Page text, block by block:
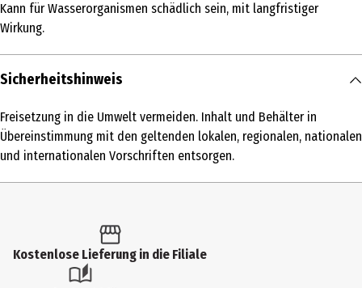
Produkttyp
Haartyp
Inhaltsstoffe
DIMETHICONE, DIMETHICONOL, ORYZA SATIVA (RICE) BRAN OIL,
Anwendungshinweis
Für die Anwendung auf nassem Haar: Sparsam verwenden, 1
Pumpstoß des Serums in die Handfläche geben und verreiben.
Kann für Wasserorganismen schädlich sein, mit langfristiger
Wirkung.
Sicherheitshinweis
Freisetzung in die Umwelt vermeiden. Inhalt und Behälter in
Übereinstimmung mit den geltenden lokalen, regionalen, nationalen
und internationalen Vorschriften entsorgen.
Kostenlose Lieferung in die Filiale